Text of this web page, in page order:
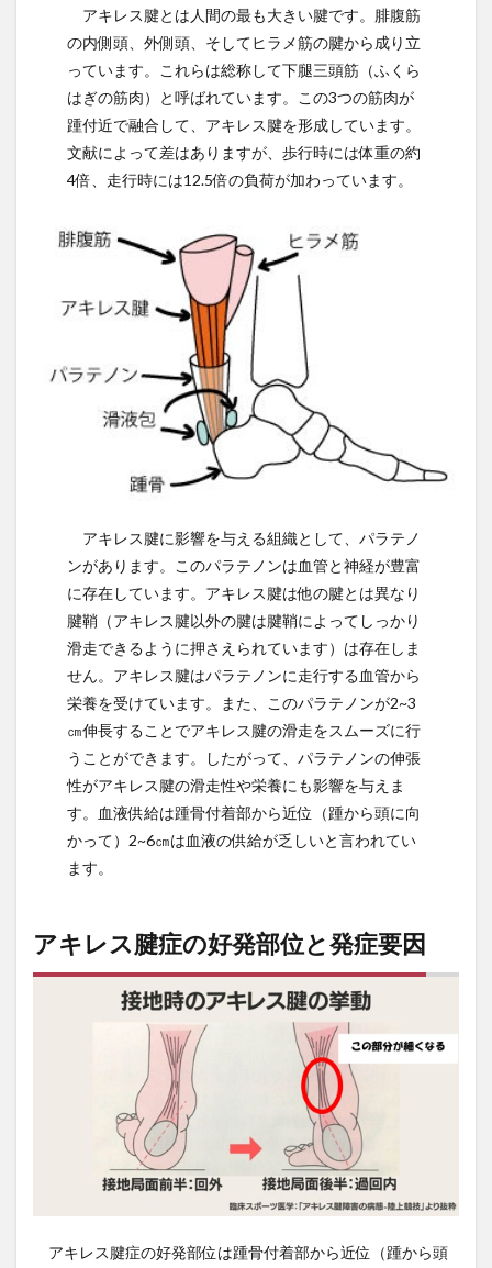
アキレス腱とは人間の最も大きい腱です。腓腹筋
の内側頭、外側頭、そしてヒラメ筋の腱から成り立
っています。これらは総称して下腿三頭筋（ふくら
はぎの筋肉）と呼ばれています。この3つの筋肉が
踵付近で融合して、アキレス腱を形成しています。
文献によって差はありますが、歩行時には体重の約
4倍、走行時には12.5倍の負荷が加わっています。
アキレス腱に影響を与える組織として、パラテノ
ンがあります。このパラテノンは血管と神経が豊富
に存在しています。アキレス腱は他の腱とは異なり
腱鞘（アキレス腱以外の腱は腱鞘によってしっかり
滑走できるように押さえられています）は存在しま
せん。アキレス腱はパラテノンに走行する血管から
栄養を受けています。また、このパラテノンが2~3
㎝伸長することでアキレス腱の滑走をスムーズに行
うことができます。したがって、パラテノンの伸張
性がアキレス腱の滑走性や栄養にも影響を与えま
す。血液供給は踵骨付着部から近位（踵から頭に向
かって）2~6㎝は血液の供給が乏しいと言われてい
ます。
アキレス腱症の好発部位と発症要因
アキレス腱症の好発部位は踵骨付着部から近位（踵から頭